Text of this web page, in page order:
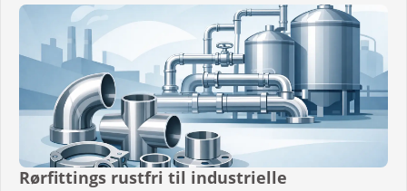
Rørfittings rustfri til industrielle